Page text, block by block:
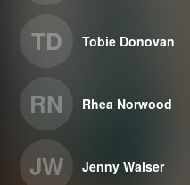
TD Tobie Donovan
RN Rhea Norwood
JW Jenny Walser